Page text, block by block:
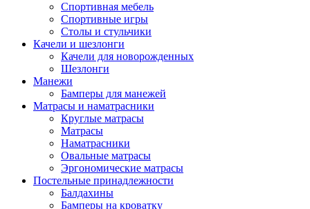
Спортивная мебель
Спортивные игры
Столы и стульчики
Качели и шезлонги
Качели для новорожденных
Шезлонги
Манежи
Бамперы для манежей
Матрасы и наматрасники
Круглые матрасы
Матрасы
Наматрасники
Овальные матрасы
Эргономические матрасы
Постельные принадлежности
Балдахины
Бамперы на кроватку